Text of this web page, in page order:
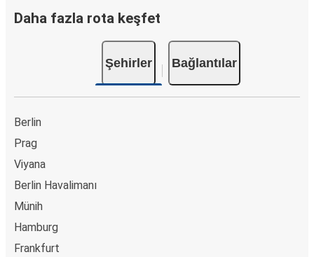
Daha fazla rota keşfet
Şehirler Bağlantılar
Berlin
Prag
Viyana
Berlin Havalimanı
Münih
Hamburg
Frankfurt